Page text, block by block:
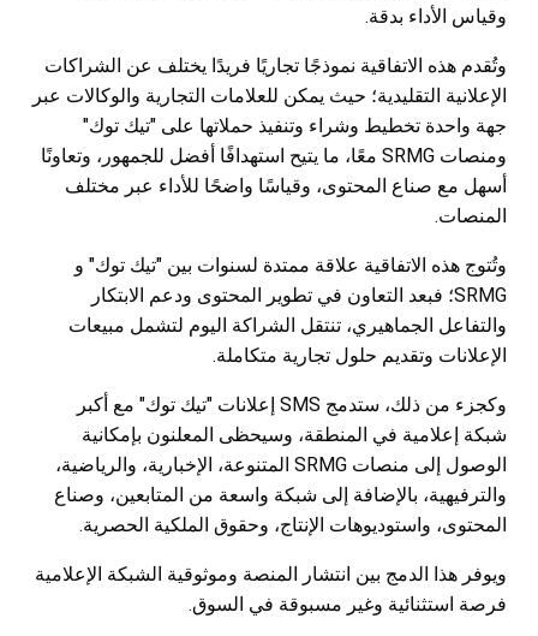
وقياس الأداء بدقة.
وتُقدم هذه الاتفاقية نموذجًا تجاريًا فريدًا يختلف عن الشراكات
الإعلانية التقليدية؛ حيث يمكن للعلامات التجارية والوكالات عبر
جهة واحدة تخطيط وشراء وتنفيذ حملاتها على "تيك توك"
ومنصات SRMG معًا، ما يتيح استهدافًا أفضل للجمهور، وتعاونًا
أسهل مع صناع المحتوى، وقياسًا واضحًا للأداء عبر مختلف
المنصات.
وتُتوج هذه الاتفاقية علاقة ممتدة لسنوات بين "تيك توك" و
SRMG؛ فبعد التعاون في تطوير المحتوى ودعم الابتكار
والتفاعل الجماهيري، تنتقل الشراكة اليوم لتشمل مبيعات
الإعلانات وتقديم حلول تجارية متكاملة.
وكجزء من ذلك، ستدمج SMS إعلانات "تيك توك" مع أكبر
شبكة إعلامية في المنطقة، وسيحظى المعلنون بإمكانية
الوصول إلى منصات SRMG المتنوعة، الإخبارية، والرياضية،
والترفيهية، بالإضافة إلى شبكة واسعة من المتابعين، وصناع
المحتوى، واستوديوهات الإنتاج، وحقوق الملكية الحصرية.
ويوفر هذا الدمج بين انتشار المنصة وموثوقية الشبكة الإعلامية
فرصة استثنائية وغير مسبوقة في السوق.